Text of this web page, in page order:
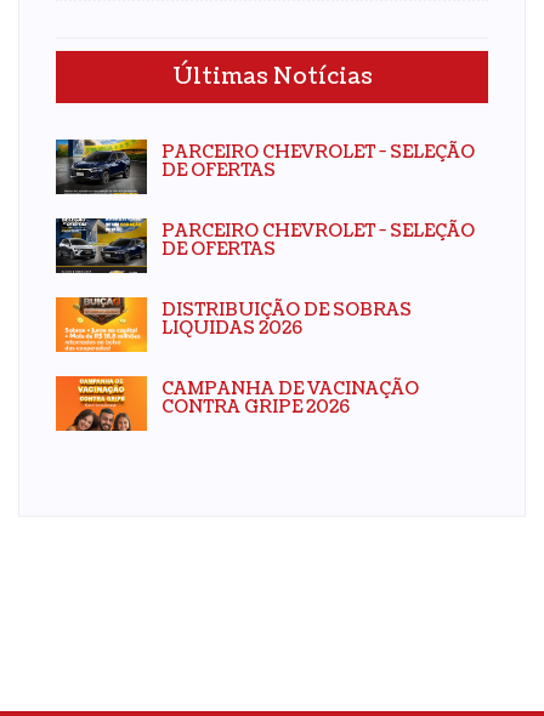
Últimas Notícias
PARCEIRO CHEVROLET - SELEÇÃO
DE OFERTAS
PARCEIRO CHEVROLET - SELEÇÃO
DE OFERTAS
DISTRIBUIÇÃO DE SOBRAS
LIQUIDAS 2026
CAMPANHA DE VACINAÇÃO
CONTRA GRIPE 2026